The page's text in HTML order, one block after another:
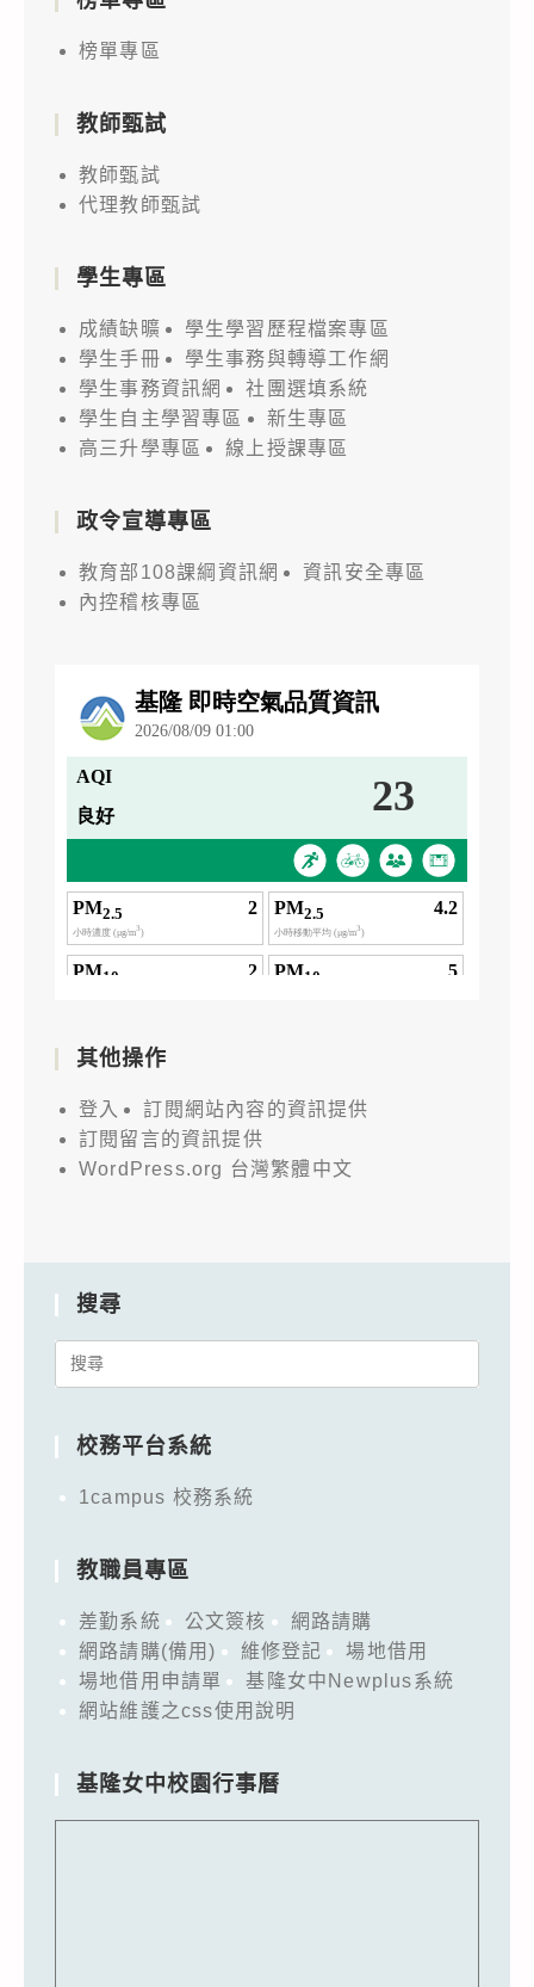
榜單專區
教師甄試
教師甄試
代理教師甄試
學生專區
成績缺曠
學生學習歷程檔案專區
學生手冊
學生事務與轉導工作網
學生事務資訊網
社團選填系統
學生自主學習專區
新生專區
高三升學專區
線上授課專區
政令宣導專區
教育部108課綱資訊網
資訊安全專區
內控稽核專區
其他操作
登入
訂閱網站內容的資訊提供
訂閱留言的資訊提供
WordPress.org 台灣繁體中文
搜尋
Search
校務平台系統
1campus 校務系統
教職員專區
差勤系統 公文簽核
網路請購
網路請購(備用)
維修登記
場地借用
場地借用申請單
基隆女中Newplus系統
網站維護之css使用說明
基隆女中校園行事曆